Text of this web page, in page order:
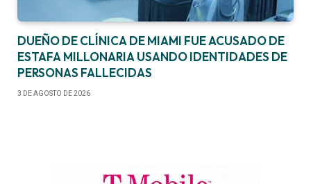
DUEÑO DE CLÍNICA DE MIAMI FUE ACUSADO DE
ESTAFA MILLONARIA USANDO IDENTIDADES DE
PERSONAS FALLECIDAS
3 DE AGOSTO DE 2026